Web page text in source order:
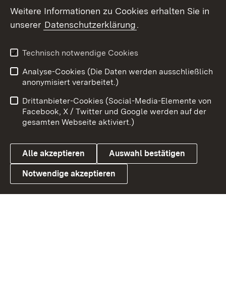
Social Wall
X / Twitter
Youtube
Link zum Landesportal
Benutzungshinweise
Barrierefreiheit
Datenschutz
Cookies
Weitere Informationen zu Cookies erhalten Sie in
unserer Datenschutzerklärung.
Technisch notwendige Cookies
Analyse-Cookies (Die Daten werden ausschließlich
anonymisiert verarbeitet.)
Drittanbieter-Cookies (Social-Media-Elemente von
Facebook, X / Twitter und Google werden auf der
gesamten Webseite aktiviert.)
Alle akzeptieren Auswahl bestätigen
Notwendige akzeptieren